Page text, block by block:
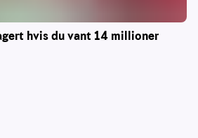
hvis du vant 14 millioner